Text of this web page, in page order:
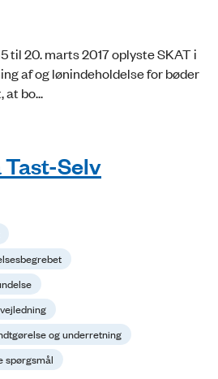
til 20. marts 2017 oplyste SKAT i
af og lønindeholdelse for bøder
at bo...
Selv
og underretning
spørgsmål